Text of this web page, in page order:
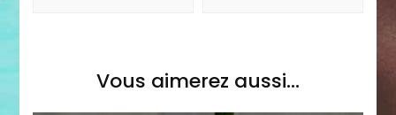
Vous aimerez aussi...